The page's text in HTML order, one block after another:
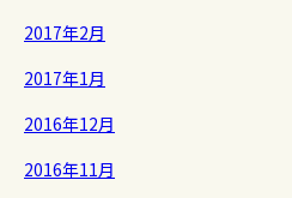
2017年2月
2017年1月
2016年12月
2016年11月